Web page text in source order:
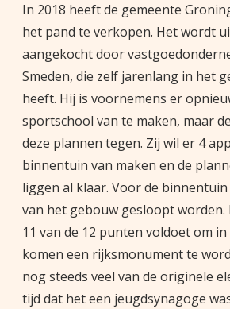
In 2018 heeft de gemeente
het pand te verkopen. Het wordt
aangekocht door
Smeden, die zelf jarenlang in het
heeft. Hij is voornemens er
sportschool van te maken, maar
deze plannen tegen. Zij wil er 4
binnentuin van maken en de
liggen al klaar. Voor de
van het gebouw gesloopt
11 van de 12 punten voldoet om
komen een rijksmonument te
nog steeds veel van de originele
tijd dat het een jeugdsynagoge